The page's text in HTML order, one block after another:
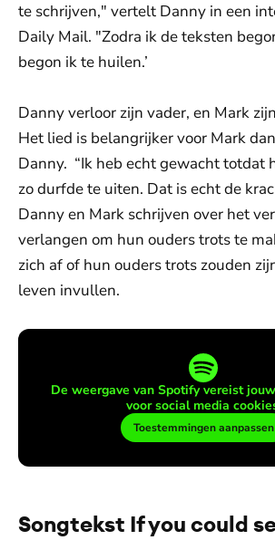
te schrijven," vertelt Danny in een
Daily Mail. "Zodra ik de teksten
begon ik te huilen.’
Danny verloor zijn vader, en Mark
Het lied is belangrijker voor Mark
Danny. “Ik heb echt gewacht totdat
zo durfde te uiten. Dat is echt de
Danny en Mark schrijven over het
verlangen om hun ouders trots te
zich af of hun ouders trots zouden
leven invullen.
De weergave van Spotify vereist
voor social media
Toestemmingen aanpassen
Songtekst If you could